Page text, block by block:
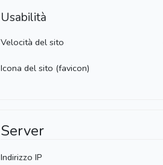
Usabilità
Velocità del sito
Icona del sito (favicon)
Server
Indirizzo IP